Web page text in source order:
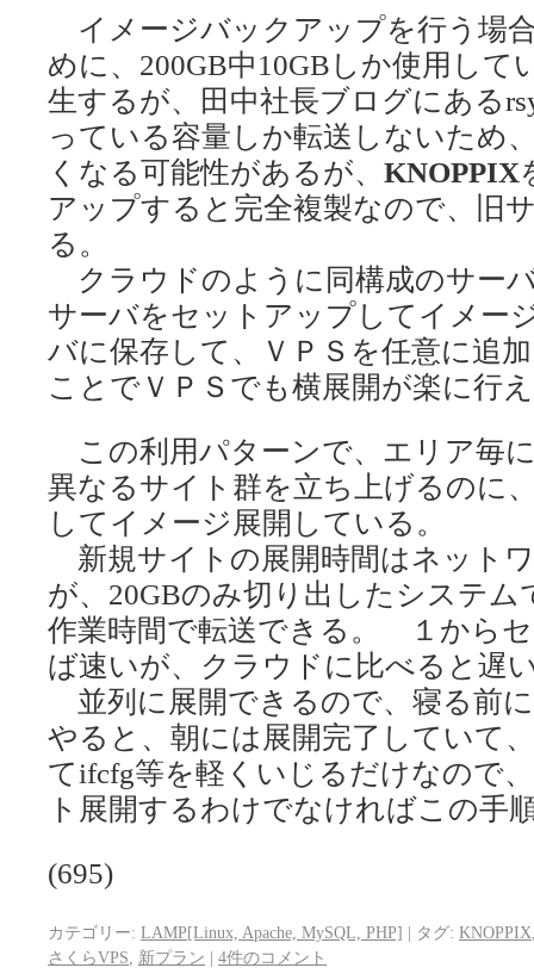
イメージバックアップを行う場
めに、200GB中10GBしか使用して
生するが、田中社長ブログにある
っている容量しか転送しないため
くなる可能性があるが、 KNOPPIX
アップすると完全複製なので、旧
る。
クラウドのように同構成のサー
サーバをセットアップしてイメー
バに保存して、ＶＰＳを任意に追
ことでＶＰＳでも横展開が楽に行
この利用パターンで、エリア毎
異なるサイト群を立ち上げるのに
してイメージ展開している。
新規サイトの展開時間はネット
が、20GBのみ切り出したシステ
作業時間で転送できる。 １から
ば速いが、クラウドに比べると遅
並列に展開できるので、寝る前
やると、朝には展開完了していて
てifcfg等を軽くいじるだけなので
ト展開するわけでなければこの手
(695)
カテゴリー: LAMP[Linux, Apache, MySQL, PHP] | タグ: KNOPPIX
さくらVPS
新プラン | 4件のコメント